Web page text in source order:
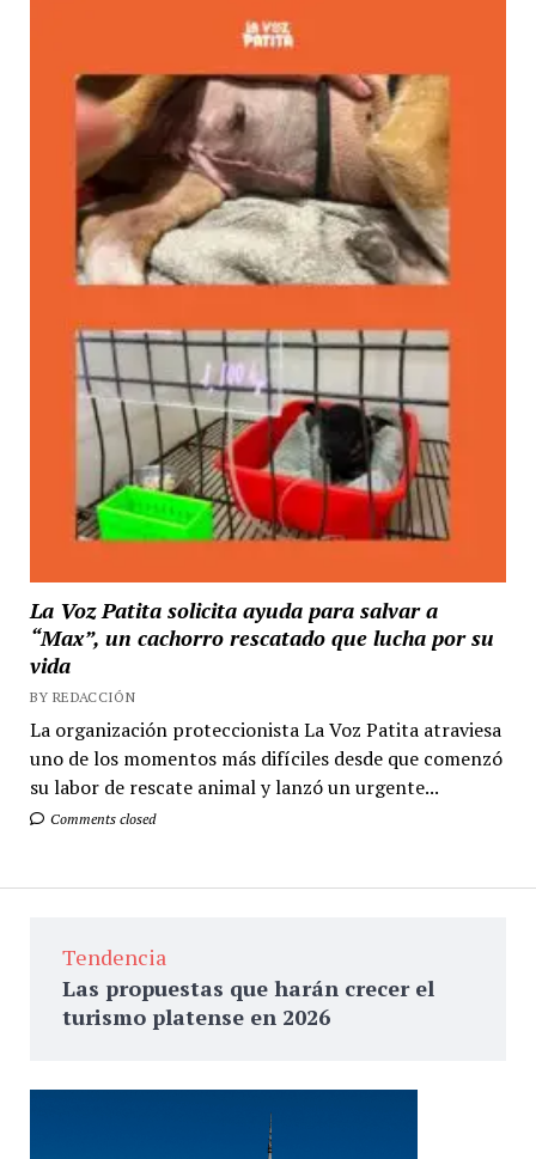
La Voz Patita solicita ayuda para salvar a
“Max”, un cachorro rescatado que lucha por su
vida
BY REDACCIÓN
La organización proteccionista La Voz Patita atraviesa
uno de los momentos más difíciles desde que comenzó
su labor de rescate animal y lanzó un urgente...
Comments closed
Tendencia
Las propuestas que harán crecer el
turismo platense en 2026